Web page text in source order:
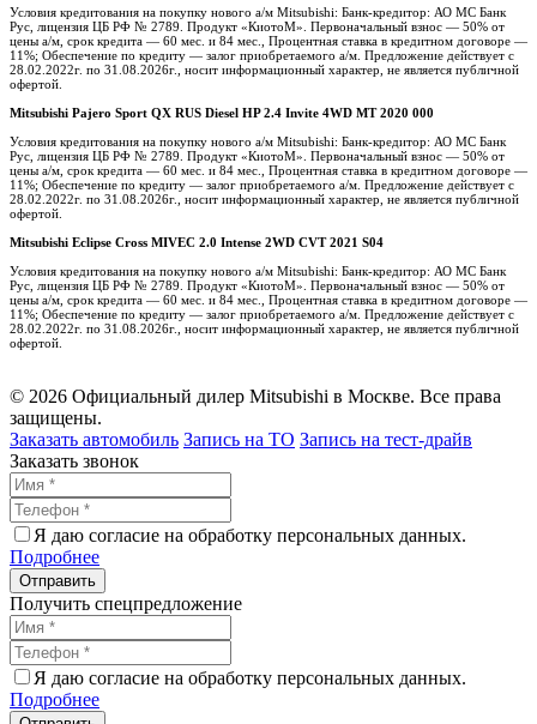
Условия кредитования на покупку нового а/м Mitsubishi: Банк-кредитор: АО МС Банк
Рус, лицензия ЦБ РФ № 2789. Продукт «КиотоМ». Первоначальный взнос — 50% от
цены а/м, срок кредита — 60 мес. и 84 мес., Процентная ставка в кредитном договоре —
11%; Обеспечение по кредиту — залог приобретаемого а/м. Предложение действует с
28.02.2022г. по 31.08.2026г., носит информационный характер, не является публичной
офертой.
Mitsubishi Pajero Sport QX RUS Diesel HP 2.4 Invite 4WD MT 2020 000
Условия кредитования на покупку нового а/м Mitsubishi: Банк-кредитор: АО МС Банк
Рус, лицензия ЦБ РФ № 2789. Продукт «КиотоМ». Первоначальный взнос — 50% от
цены а/м, срок кредита — 60 мес. и 84 мес., Процентная ставка в кредитном договоре —
11%; Обеспечение по кредиту — залог приобретаемого а/м. Предложение действует с
28.02.2022г. по 31.08.2026г., носит информационный характер, не является публичной
офертой.
Mitsubishi Eclipse Cross MIVEC 2.0 Intense 2WD CVT 2021 S04
Условия кредитования на покупку нового а/м Mitsubishi: Банк-кредитор: АО МС Банк
Рус, лицензия ЦБ РФ № 2789. Продукт «КиотоМ». Первоначальный взнос — 50% от
цены а/м, срок кредита — 60 мес. и 84 мес., Процентная ставка в кредитном договоре —
11%; Обеспечение по кредиту — залог приобретаемого а/м. Предложение действует с
28.02.2022г. по 31.08.2026г., носит информационный характер, не является публичной
офертой.
© 2026 Официальный дилер Mitsubishi в Москве. Все права
защищены.
Заказать автомобиль Запись на ТО Запись на тест-драйв
Заказать звонок
Я даю согласие на обработку персональных данных.
Подробнее
Получить спецпредложение
Я даю согласие на обработку персональных данных.
Подробнее